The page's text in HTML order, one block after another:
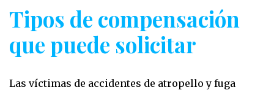
Tipos de compensación
que puede solicitar
Las víctimas de accidentes de atropello y fuga